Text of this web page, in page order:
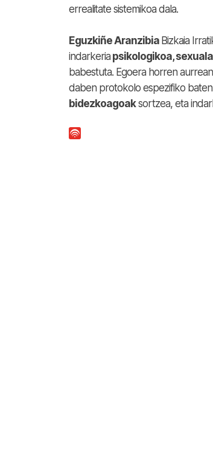
errealitate sistemikoa dala.
Eguzkiñe Aranzibia Bizkaia
indarkeria psikologikoa, sexuala
babestuta. Egoera horren
daben protokolo espezifiko
bidezkoagoaksortzea, eta